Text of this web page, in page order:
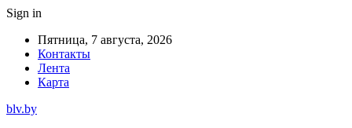
Sign in
Пятница, 7 августа, 2026
Контакты
Лента
Карта
blv.by